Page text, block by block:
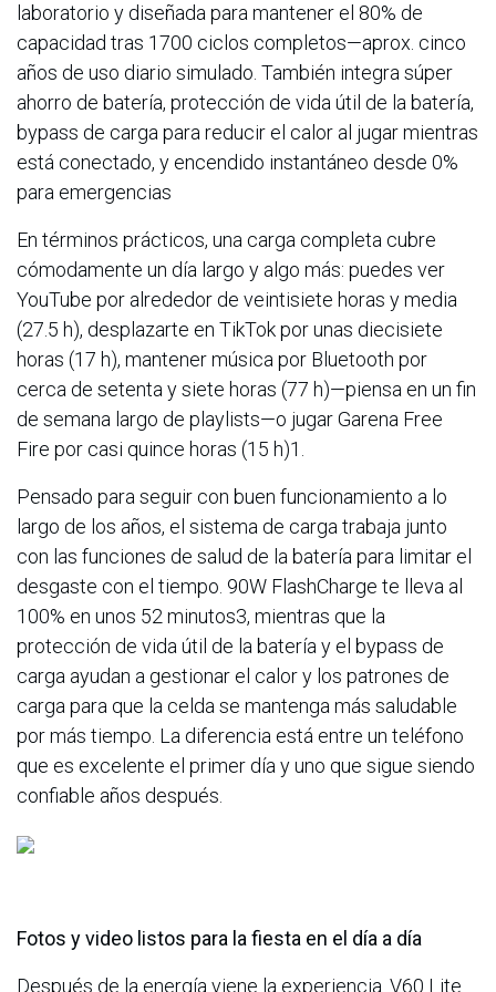
laboratorio y diseñada para mantener el 80% de
capacidad tras 1700 ciclos completos—aprox. cinco
años de uso diario simulado. También integra súper
ahorro de batería, protección de vida útil de la batería,
bypass de carga para reducir el calor al jugar mientras
está conectado, y encendido instantáneo desde 0%
para emergencias
En términos prácticos, una carga completa cubre
cómodamente un día largo y algo más: puedes ver
YouTube por alrededor de veintisiete horas y media
(27.5 h), desplazarte en TikTok por unas diecisiete
horas (17 h), mantener música por Bluetooth por
cerca de setenta y siete horas (77 h)—piensa en un fin
de semana largo de playlists—o jugar Garena Free
Fire por casi quince horas (15 h)1.
Pensado para seguir con buen funcionamiento a lo
largo de los años, el sistema de carga trabaja junto
con las funciones de salud de la batería para limitar el
desgaste con el tiempo. 90W FlashCharge te lleva al
100% en unos 52 minutos3, mientras que la
protección de vida útil de la batería y el bypass de
carga ayudan a gestionar el calor y los patrones de
carga para que la celda se mantenga más saludable
por más tiempo. La diferencia está entre un teléfono
que es excelente el primer día y uno que sigue siendo
confiable años después.
Fotos y video listos para la fiesta en el día a día
Después de la energía viene la experiencia. V60 Lite